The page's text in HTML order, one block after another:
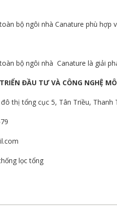
bộ ngôi nhà Canature phù hợp
bộ ngôi nhà Canature là giải
ĐẦU TƯ VÀ CÔNG NGHỆ
thị tổng cục 5, Tân Triều, Thanh
lọc tổng